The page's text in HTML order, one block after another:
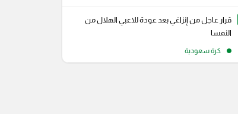
سناب شات
قرار عاجل من إنزاغي بعد عودة للاعبي الهلال من
النمسا
كرة سعودية